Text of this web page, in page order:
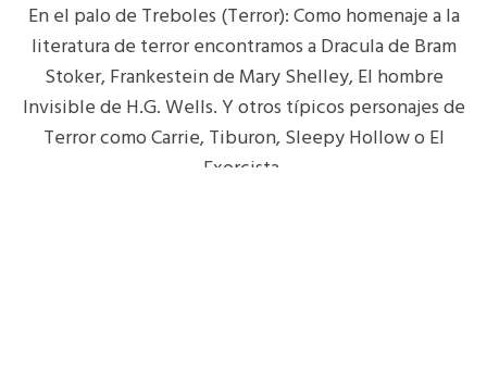
En el palo de Treboles (Terror): Como homenaje a la
literatura de terror encontramos a Dracula de Bram
Stoker, Frankestein de Mary Shelley, El hombre
Invisible de H.G. Wells. Y otros típicos personajes de
Terror como Carrie, Tiburon, Sleepy Hollow o El
Exorcista.